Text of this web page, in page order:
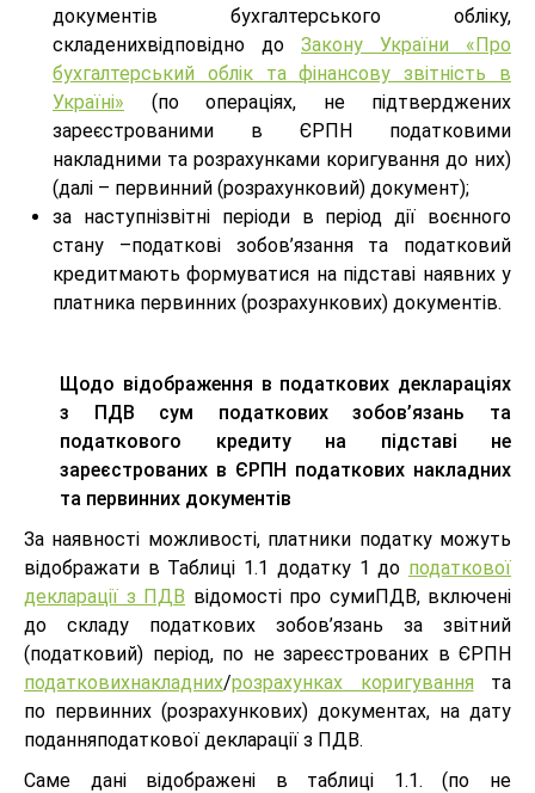
документів бухгалтерського обліку,
складенихвідповідно до Закону України «Про
бухгалтерський облік та фінансову звітність в
Україні» (по операціях, не підтверджених
зареєстрованими в ЄРПН податковими
накладними та розрахунками коригування до них)
(далі – первинний (розрахунковий) документ);
за наступнізвітні періоди в період дії воєнного
стану –податкові зобов’язання та податковий
кредитмають формуватися на підставі наявних у
платника первинних (розрахункових) документів.
Щодо відображення в податкових деклараціях
з ПДВ сум податкових зобов’язань та
податкового кредиту на підставі не
зареєстрованих в ЄРПН податкових накладних
та первинних документів
За наявності можливості, платники податку можуть
відображати в Таблиці 1.1 додатку 1 до податкової
декларації з ПДВ відомості про сумиПДВ, включені
до складу податкових зобов’язань за звітний
(податковий) період, по не зареєстрованих в ЄРПН
податковихнакладних/розрахунках коригуваннята
по первинних (розрахункових) документах, на дату
поданняподаткової декларації з ПДВ.
Саме дані відображені в таблиці 1.1. (по не